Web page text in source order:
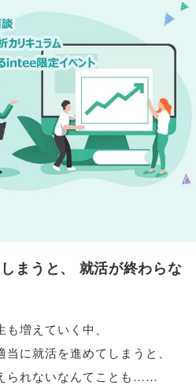
まうと、
就活が終わらな
も増えていく中
に就活を進めてしまうと
られないなんてことも……